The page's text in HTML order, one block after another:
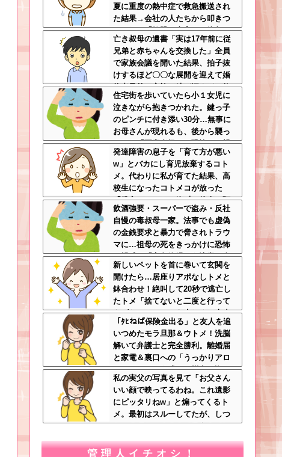
夏に重度の熱中症で救急搬送され
た結果→会社の人たちから叩きつ
けられた「衝撃の事実」に絶句
亡き叔母の遺書「実は17年前に従
兄弟と赤ちゃんを交換した」全員
で家族会議を開いた結果、拍子抜
けするほど〇〇な展開を迎えて婚
約者呆然←家族の絆が深すぎて修
羅場にならんかった
住宅街を歩いていたら小１女児に
泣きながら抱きつかれた。鍵っ子
のピンチに付き添い30分…無事に
お母さんが現れるも、後から襲っ
てきた「不審者扱いの恐怖」←親
切心が裏目に出るかもしれない世
の中怖すぎる
発達障害の息子を「育て方が悪い
w」とバカにし育児放棄するコト
メ。代わりに私が育てた結果、高
校生になったコトメコが放った
「発言」にコトメ絶叫←他人に預
けっぱなしで親面するな
飲酒強要・スーパーで盗み・反社
自慢の毒叔母一家。法事でも虚偽
の金銭要求と暴力で脅されトラウ
マに…祖母の死をきっかけに恐怖
の親戚と「永久絶縁」を決意←自
分の身の安全を最優先にして大正
解
新しいペットを首に巻いて玄関を
開けたら…居座りアポなしトメと
鉢合わせ！絶叫して20秒で逃亡し
たトメ「捨てないと二度と行って
あげない！」←もう来なくて大丈
夫ですｗ
「ﾀﾋねば保険金出る」と友人を追
いつめたモラ旦那＆ウトメ！洗脳
解いて弁護士と完全勝利。離婚届
と家電＆裏口への「うっかりアロ
ンアルファ」を残して脱出←悔し
泣きしながらやることがエグくて
草
私の実父の写真を見て「お父さん
いい顔で映ってるわね。これ遺影
にピッタリねw」と煽ってくるト
メ。最初はスルーしてたが、しつ
こいのでスマホのカメラをトメに
ｗ
管理人イチオシ！